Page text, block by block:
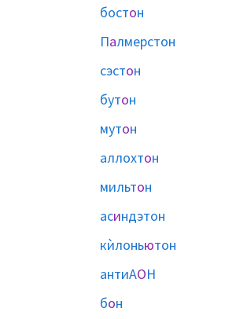
бостон
Палмерстон
сэстон
бутон
мутон
аллохтон
мильтон
асиндэтон
кѝлоньютон
антиАОН
бон